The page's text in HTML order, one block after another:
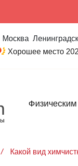
Москва
Хорошее место
/ Какой вид